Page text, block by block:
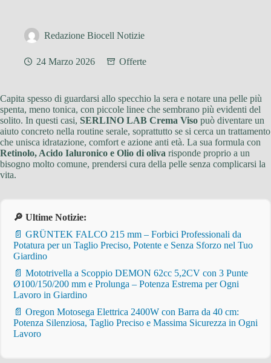
Redazione Biocell Notizie
24 Marzo 2026 Offerte
Capita spesso di guardarsi allo specchio la sera e notare una pelle più
spenta, meno tonica, con piccole linee che sembrano più evidenti del
solito. In questi casi, SERLINO LAB Crema Viso può diventare un
aiuto concreto nella routine serale, soprattutto se si cerca un trattamento
che unisca idratazione, comfort e azione anti età. La sua formula con
Retinolo, Acido Ialuronico e Olio di oliva risponde proprio a un
bisogno molto comune, prendersi cura della pelle senza complicarsi la
vita.
🔎 Ultime Notizie:
📄 GRÜNTEK FALCO 215 mm – Forbici Professionali da
Potatura per un Taglio Preciso, Potente e Senza Sforzo nel Tuo
Giardino
📄 Mototrivella a Scoppio DEMON 62cc 5,2CV con 3 Punte
Ø100/150/200 mm e Prolunga – Potenza Estrema per Ogni
Lavoro in Giardino
📄 Oregon Motosega Elettrica 2400W con Barra da 40 cm:
Potenza Silenziosa, Taglio Preciso e Massima Sicurezza in Ogni
Lavoro